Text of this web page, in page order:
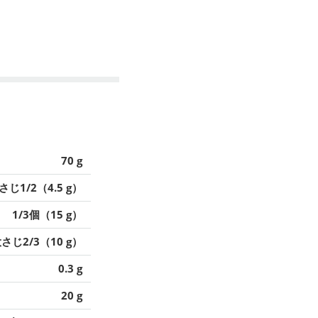
70 g
じ1/2（4.5 g）
1/3個（15 g）
じ2/3（10 g）
0.3 g
20 g